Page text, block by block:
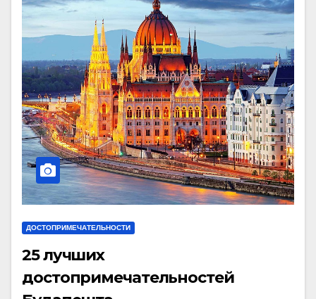
ДОСТОПРИМЕЧАТЕЛЬНОСТИ
25 лучших
достопримечательностей